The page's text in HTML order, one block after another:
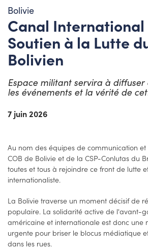
Bolivie
Canal International
Soutien à la Lutte
Bolivien
Espace militant servira à
les événements et la vérité de
7 juin 2026
Au nom des équipes de communication
COB de Bolivie et de la CSP-Conlutas du
toutes et tous à rejoindre ce front de lutte
internationaliste.
La Bolivie traverse un moment décisif de
populaire. La solidarité active de l'avant-
américaine et internationale est donc une
urgente pour briser le blocus médiatique
dans les rues.